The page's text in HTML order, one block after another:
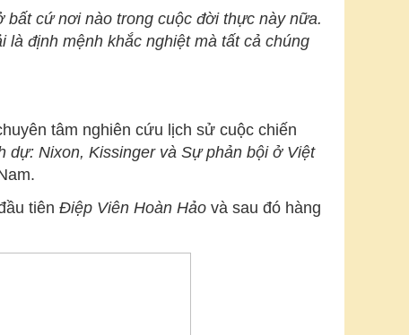
cứ nơi nào trong cuộc đời thực này nữa.
định mệnh khắc nghiệt mà tất cả chúng
tâm nghiên cứu lịch sử cuộc chiến
dự: Nixon, Kissinger và Sự phản bội ở Việt
tiên Điệp Viên Hoàn Hảo và sau đó hàng